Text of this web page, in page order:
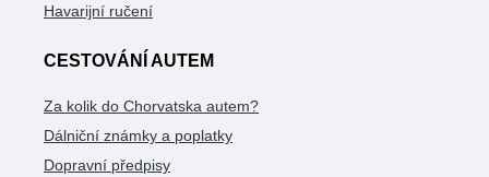
Havarijní ručení
CESTOVÁNÍ AUTEM
Za kolik do Chorvatska autem?
Dálniční známky a poplatky
Dopravní předpisy